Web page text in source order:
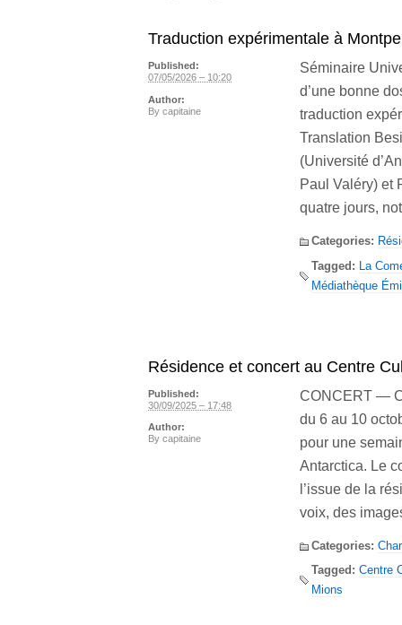
Traduction expérimentale à
Séminaire
d’une bonne
traduction
Translation
(Université
Paul Valéry) et
quatre jours,
Categories:
Tagged:
La
Médiathèque
Published:
07/05/2026 – 10:20
Author:
By capitaine
Résidence et concert au Centre
CONCERT —
du 6 au 10
pour une
Antarctica. Le
l’issue de la
voix, des
Categories:
Tagged: Centre
Mions
Published:
30/09/2025 – 17:48
Author:
By capitaine